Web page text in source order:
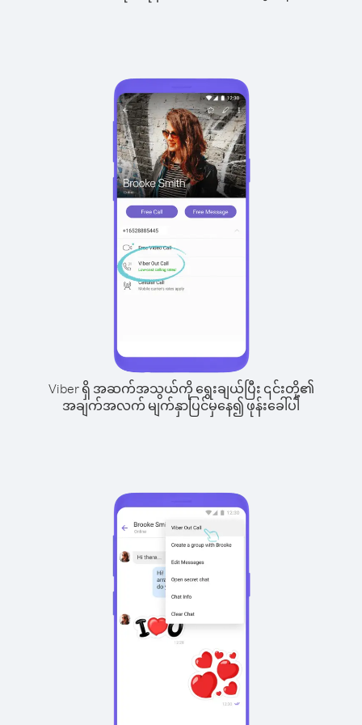
Viber ရှိ အဆက်အသွယ်ကို ရွေးချယ်ပြီး ၎င်းတို့၏
အချက်အလက် မျက်နှာပြင်မှနေ၍ ဖုန်းခေါ်ပါ